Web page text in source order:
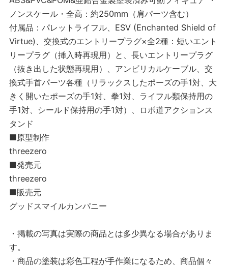
ノンスケール・全高：約250mm（肩パーツ含む）
付属品：パレットライフル、ESV (Enchanted Shield of
Virtue)、交換式のエントリープラグ×全2種：短いエント
リープラグ（挿入時再現用）と、長いエントリープラグ
（抜き出した状態再現用）、アンビリカルケーブル、交
換式手首パーツ各種（リラックスしたポーズの手1対、大
きく開いたポーズの手1対、拳1対、ライフル類保持用の
手1対、シールド保持用の手1対）、ロボ道アクションス
タンド
■原型制作
threezero
■発売元
threezero
■販売元
グッドスマイルカンパニー
・掲載の写真は実際の商品とは多少異なる場合がありま
す。
・商品の塗装は彩色工程が手作業になるため、商品個々